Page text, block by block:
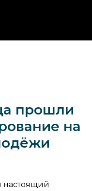
прошли
на
настоящий